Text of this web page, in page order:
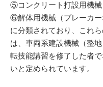
⑤コンクリート打設用機械
⑥解体用機械（ブレーカー
に分類されており、これ
は、車両系建設機械（整
転技能講習を修了した者
いと定められています。